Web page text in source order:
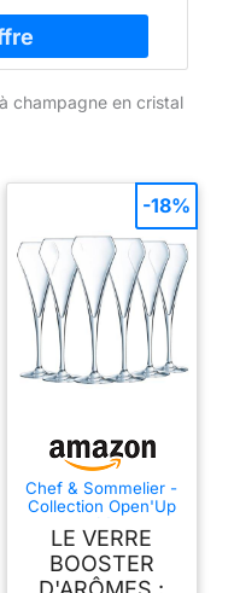
champagne en cristal
Chef & Sommelier -
Collection Open'Up
Effervescent de 20
cl en Cristallin -
Verres Modernes et
LE VERRE
BOOSTER
-18%